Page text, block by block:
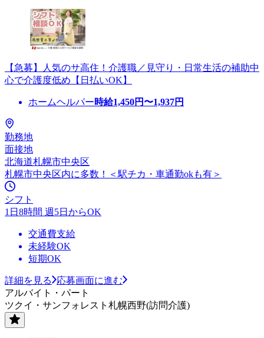
【急募】人気のサ高住！介護職／見守り・日常生活の補助中
心で介護度低め【日払いOK】
ホームヘルパー時給1,450円〜1,937円
勤務地
面接地
北海道札幌市中央区
札幌市中央区内に多数！＜駅チカ・車通勤okも有＞
シフト
1日8時間 週5日からOK
交通費支給
未経験OK
短期OK
詳細を見る
応募画面に進む
アルバイト・パート
ツクイ・サンフォレスト札幌西野(訪問介護)